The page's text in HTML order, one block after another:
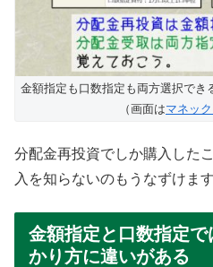
金額指定も口数指定も両方選択でき
（画面はマネッ
分配金再投資でしか購入した
入を知らないのもうなずけます
金額指定と口数指定
かり方に違いがある